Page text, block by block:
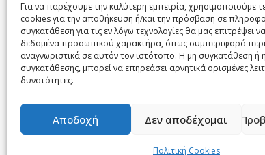
Για να παρέχουμε την καλύτερη εμπειρία, χρησιμοποιούμε
cookies για την αποθήκευση ή/και την πρόσβαση σε
συγκατάθεση για τις εν λόγω τεχνολογίες θα μας επιτρέψει
δεδομένα προσωπικού χαρακτήρα, όπως συμπεριφορά
αναγνωριστικά σε αυτόν τον ιστότοπο. Η μη συγκατάθεση ή
συγκατάθεσης, μπορεί να επηρεάσει αρνητικά ορισμένες
δυνατότητες.
Αποδοχή Δεν αποδέχομαι
Πολιτική Cookies